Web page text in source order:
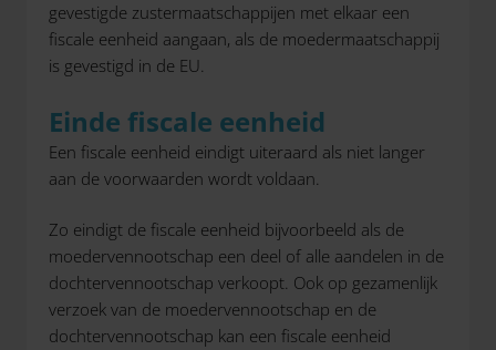
gevestigde zustermaatschappijen met elkaar een
fiscale eenheid aangaan, als de moedermaatschappij
is gevestigd in de EU.
Einde fiscale eenheid
Een fiscale eenheid eindigt uiteraard als niet langer
aan de voorwaarden wordt voldaan.
Zo eindigt de fiscale eenheid bijvoorbeeld als de
moedervennootschap een deel of alle aandelen in de
dochtervennootschap verkoopt. Ook op gezamenlijk
verzoek van de moedervennootschap en de
dochtervennootschap kan een fiscale eenheid